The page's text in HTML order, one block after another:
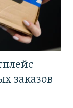
заказов